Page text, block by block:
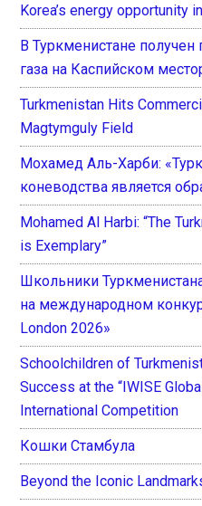
Korea’s energy opportunity
В Туркменистане
газа на Каспийском
Turkmenistan Hits
Magtymguly Field
Мохамед Аль-Харби:
коневодства является
Mohamed Al Harbi: “The
is Exemplary”
Школьники
на международном
London 2026»
Schoolchildren of
Success at the “IWISE
International Competition
Кошки Стамбула
Beyond the Iconic